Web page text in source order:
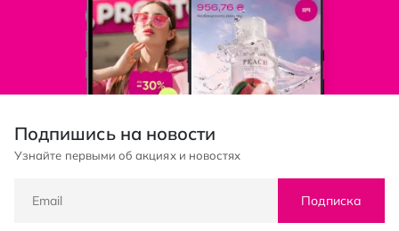
Подпишись на новости
Узнайте первыми об акциях и новостях
Подписка